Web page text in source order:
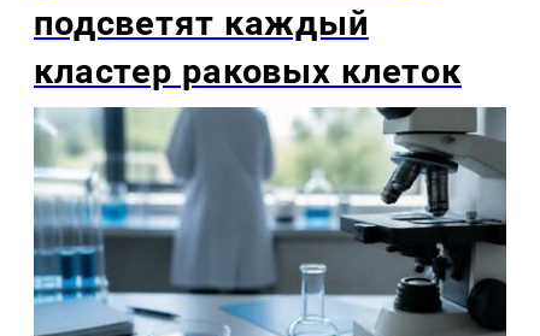
подсветят каждый
кластер раковых клеток